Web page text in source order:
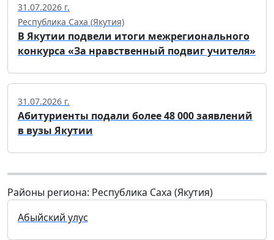
31.07.2026 г.
Республика Саха (Якутия)
В Якутии подвели итоги межрегионального
конкурса «За нравственный подвиг учителя»
31.07.2026 г.
Абитуриенты подали более 48 000 заявлений
в вузы Якутии
Районы региона: Республика Саха (Якутия)
Абыйский улус